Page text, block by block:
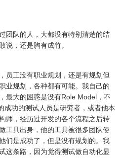
团队的人，大都没有特别清楚的结
说，还是胸有成竹。
员工没有职业规划，还是有规划但
业规划，各种都有可能。我自己的
最大的困惑是没有Role Model，不
成功的测试人员是研究者，或者他本
师，经历过开发的各个流程之后转
工具出身，他的工具被很多团队使
们是成功了，但是没有规划的。我
这条路，因为觉得测试做自动化显